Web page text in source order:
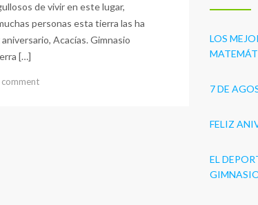
de vivir en este lugar,
personas esta tierra las ha
Acacías. Gimnasio
[…]
comment
LOS
7 DE
FELIZ
EL